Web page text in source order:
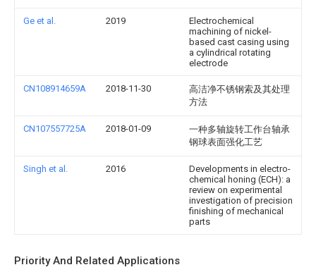
Ge et al. 2019
Electrochemical
machining of nickel-
based cast casing using
a cylindrical rotating
electrode
CN108914659A 2018-11-30
高洁净不锈钢索及其处理
方法
CN107557725A 2018-01-09
一种多轴旋转工作台轴承
钢球表面强化工艺
Singh et al. 2016
Developments in electro-
chemical honing (ECH): a
review on experimental
investigation of precision
finishing of mechanical
parts
Priority And Related Applications